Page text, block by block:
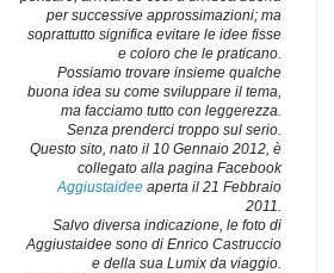
per successive approssimazioni; ma
soprattutto significa evitare le idee fisse
e coloro che le praticano.
Possiamo trovare insieme qualche
buona idea su come sviluppare il tema,
ma facciamo tutto con leggerezza.
Senza prenderci troppo sul serio.
Questo sito, nato il 10 Gennaio 2012, è
collegato alla pagina Facebook
Aggiustaidee aperta il 21 Febbraio
2011.
Salvo diversa indicazione, le foto di
Aggiustaidee sono di Enrico Castruccio
e della sua Lumix da viaggio.